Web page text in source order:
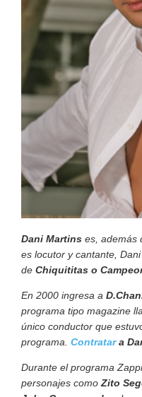
Dani Martins es, además
es locutor y cantante,
de Chiquititas o
En 2000 ingresa a
programa tipo magazine
único conductor que
programa. Contratara
Durante el programa
personajes como Zito